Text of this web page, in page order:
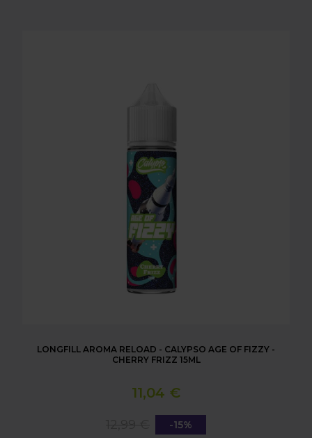
LONGFILL AROMA RELOAD - CALYPSO AGE OF FIZZY -
CHERRY FRIZZ 15ML
11,04 €
-15%